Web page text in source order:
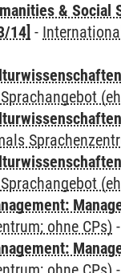
&
14] -
ohne CPs) -